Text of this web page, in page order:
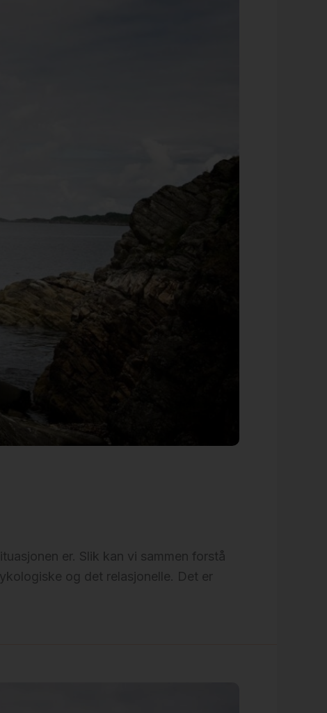
er. Slik kan vi sammen forstå
og det relasjonelle. Det er